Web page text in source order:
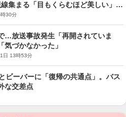
集まる「目もくらむほど美しい」
30分
…放送事故発生「再開されていま
づかなかった」
日 13時53分
ビーバーに「復帰の共通点」。バス
な交差点